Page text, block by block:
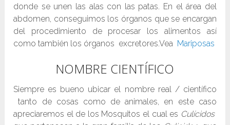
donde se unen las alas con las patas. En el área del
abdomen, conseguimos los órganos que se encargan
del procedimiento de procesar los alimentos así
como también los órganos excretores.Vea Mariposas
NOMBRE CIENTÍFICO
Siempre es bueno ubicar el nombre real / científico
tanto de cosas como de animales, en este caso
apreciaremos el de los Mosquitos el cual es Culícidos